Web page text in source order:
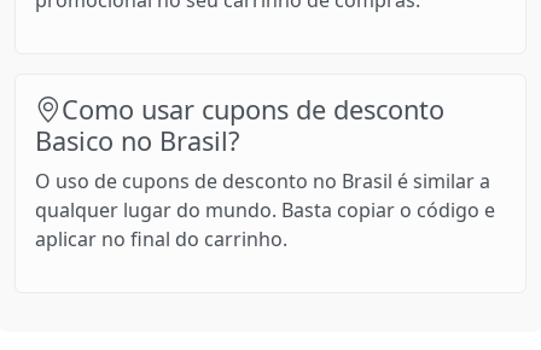
Como usar cupons de desconto
Basico no Brasil?
O uso de cupons de desconto no Brasil é similar a
qualquer lugar do mundo. Basta copiar o código e
aplicar no final do carrinho.